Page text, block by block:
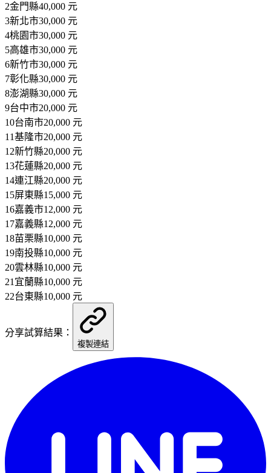
2金門縣40,000 元
3新北市30,000 元
4桃園市30,000 元
5高雄市30,000 元
6新竹市30,000 元
7彰化縣30,000 元
8澎湖縣30,000 元
9台中市20,000 元
10台南市20,000 元
11基隆市20,000 元
12新竹縣20,000 元
13花蓮縣20,000 元
14連江縣20,000 元
15屏東縣15,000 元
16嘉義市12,000 元
17嘉義縣12,000 元
18苗栗縣10,000 元
19南投縣10,000 元
20雲林縣10,000 元
21 宜蘭縣10,000 元
22台東縣10,000 元
分享試算結果：
複製連結